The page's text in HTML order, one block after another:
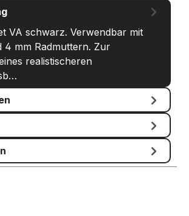
VA schwarz. Verwendbar mit
4 mm Radmuttern. Zur
realistischeren